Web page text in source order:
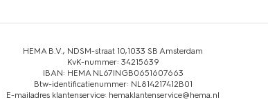
HEMA B.V., NDSM-straat 10,1033 SB Amsterdam
KvK-nummer: 34215639
IBAN: HEMA NL67INGB0651607663
Btw-identificatienummer: NL814217412B01
E-mailadres klantenservice: hemaklantenservice@hema.nl